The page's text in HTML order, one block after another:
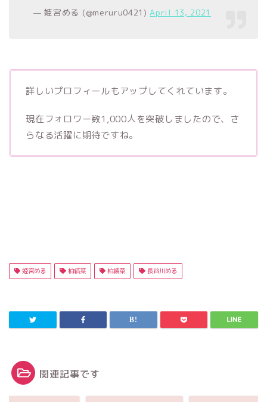
— 姫宮める (@meruru0421)April 13, 2021
詳しいプロフィールもアップしてくれています。
現在フォロワー数1,000人を突破しましたので、さ
らなる活躍に期待ですね。
姫宮める 柏結菜 柏綾菜 長谷川める
関連記事です